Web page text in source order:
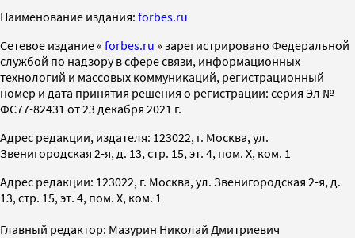
Наименование издания: forbes.ru
Cетевое издание « forbes.ru » зарегистрировано Федеральной
службой по надзору в сфере связи, информационных
технологий и массовых коммуникаций, регистрационный
номер и дата принятия решения о регистрации: серия Эл №
ФС77-82431 от 23 декабря 2021 г.
Адрес редакции, издателя: 123022, г. Москва, ул.
Звенигородская 2-я, д. 13, стр. 15, эт. 4, пом. X, ком. 1
Адрес редакции: 123022, г. Москва, ул. Звенигородская 2-я, д.
13, стр. 15, эт. 4, пом. X, ком. 1
Главный редактор: Мазурин Николай Дмитриевич